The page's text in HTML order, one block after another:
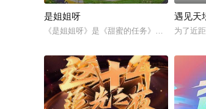
是姐姐呀
《是姐姐呀》是《甜蜜的任务》为姐姐们打
遇见天
为了近